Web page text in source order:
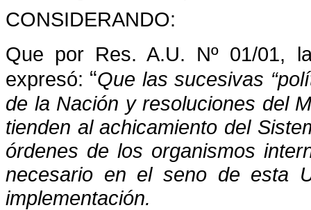
CONSIDERANDO:
Que por Res. A.U. Nº 01/01,
expresó: “Que las sucesivas
de la Nación y resoluciones del
tienden al achicamiento del
órdenes de los organismos
necesario en el seno de esta
implementación.